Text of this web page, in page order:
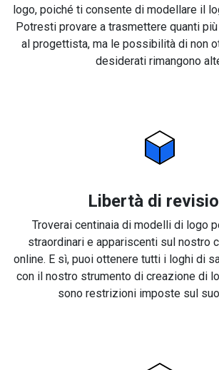
logo, poiché ti consente di modellare il
Potresti provare a trasmettere quanti
al progettista, ma le possibilità di non
desiderati rimangono
Libertà di
Troverai centinaia di modelli di logo
straordinari e appariscenti sul nostro
online. E sì, puoi ottenere tutti i loghi di
con il nostro strumento di creazione di
sono restrizioni imposte sul